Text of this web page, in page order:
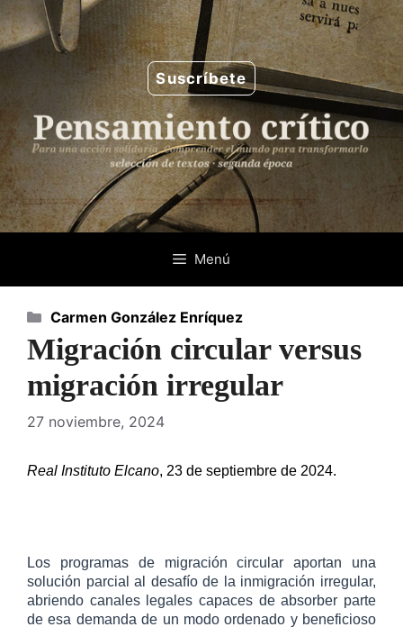
Saltar
al
contenido
Suscríbete
Menú
Migración circular versus
migración irregular
27 noviembre, 2024
Real Instituto Elcano, 23 de septiembre de 2024.
Los programas de migración circular aportan una
solución parcial al desafío de la inmigración irregular,
abriendo canales legales capaces de absorber parte
de esa demanda de un modo ordenado y beneficioso
Categorías
Carmen González Enríquez